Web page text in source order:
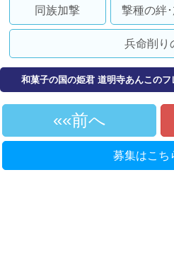
同族加撃 撃種の絆
兵命削り
和菓子の国の姫君 道明寺あんこのフ
«前へ
募集はこち